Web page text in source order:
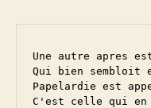
Une autre apres
Qui bien sembloit
Papelardie est
C'est celle qui en